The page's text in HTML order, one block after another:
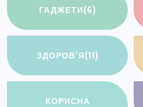
ГАДЖЕТИ(6)
ЗДОРОВ’Я(11)
КОРИСНА